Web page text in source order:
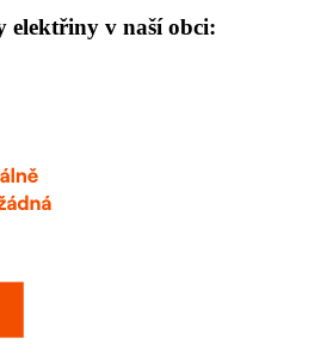
elektřiny v naší obci: